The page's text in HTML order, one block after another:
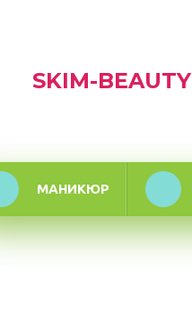
SKIM-BEAUTY
МАНИКЮР